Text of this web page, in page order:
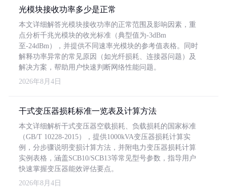
光模块接收功率多少是正常
本文详细解答光模块接收功率的正常范围及影响因素，重
点分析千兆光模块的收光标准（典型值为-3dBm
至-24dBm），并提供不同速率光模块的参考值表格。同时
解释功率异常的常见原因（如光纤损耗、连接器问题）及
解决方案，帮助用户快速判断网络性能问题。
2026年8月4日
干式变压器损耗标准一览表及计算方法
本文详细解析干式变压器空载损耗、负载损耗的国家标准
（GB/T 10228-2015），提供1000kVA变压器损耗计算实
例，分步骤说明变损计算方法，并附电力变压器损耗计算
实例表格，涵盖SCB10/SCB13等常见型号参数，指导用户
快速掌握变压器能效评估要点。
2026年8月4日